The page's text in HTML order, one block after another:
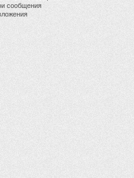
сообщения